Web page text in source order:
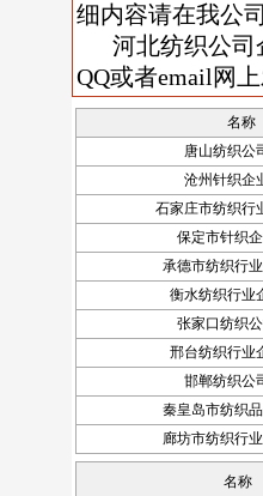
细内容请在我公
河北纺织公司
QQ或者email网上
名称
唐山纺织公
沧州针织企
石家庄市纺织行
保定市针织
承德市纺织行
衡水纺织行业
张家口纺织
邢台纺织行业
邯郸纺织公
秦皇岛市纺织
廊坊市纺织行
名称